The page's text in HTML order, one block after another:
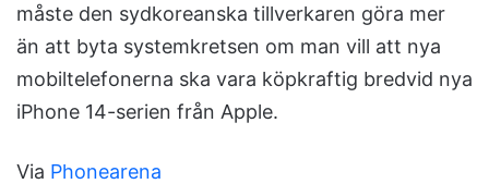
måste den sydkoreanska tillverkaren göra mer
än att byta systemkretsen om man vill att nya
mobiltelefonerna ska vara köpkraftig bredvid nya
iPhone 14-serien från Apple.
Via Phonearena